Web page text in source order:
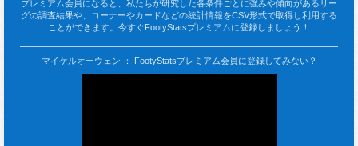
プレミアム会員になると、私たちが研究した各条件ごとに強みや傾向があるリー
グの調査結果や、コーナーやカードなどの統計情報をCSV形式で取得し利用する
ことができます。今すぐFootyStatsプレミアムに登録しましょう！
マイケルオーウェン ： FootyStatsプレミアム会員に登録してみない？